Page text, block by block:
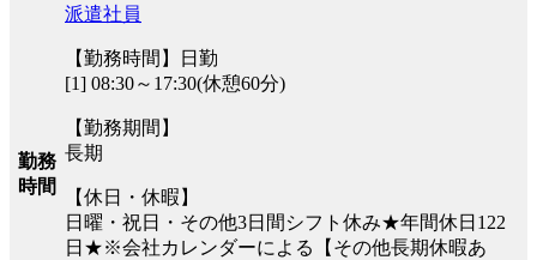
勤務
時間
派遣社員
【勤務時間】日勤
[1] 08:30～17:30(休憩60分)
【勤務期間】
長期
【休日・休暇】
日曜・祝日・その他3日間シフト休み★年間休日122
日★※会社カレンダーによる【その他長期休暇あ